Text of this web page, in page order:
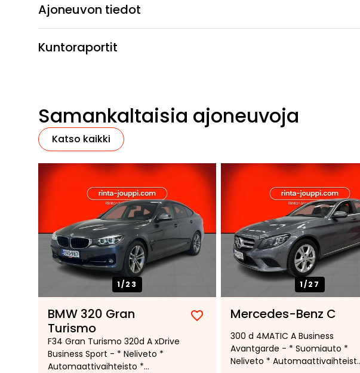
Ajoneuvon tiedot
Kuntoraportit
Samankaltaisia ajoneuvoja
Katso kaikki
1/23
BMW 320 Gran
Turismo
Lisää
suosikiksi
Poista
suosikeista
F34 Gran Turismo 320d A xDrive
Business Sport - * Neliveto *
Automaattivaihteisto *
1/27
Mercedes-Benz C
300 d 4MATIC A Business
Avantgarde - * Suomiauto *
Neliveto *